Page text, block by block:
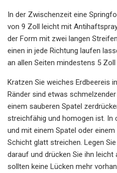
In der Zwischenzeit eine
von 9 Zoll leicht mit
der Form mit zwei langen
einen in jede Richtung laufen
an allen Seiten mindestens 5
Kratzen Sie weiches Erdbeereis
Ränder sind etwas
einem sauberen Spatel
streichfähig und homogen ist. In
und mit einem Spatel oder
Schicht glatt streichen. Legen
darauf und drücken Sie ihn
sollten keine Lücken mehr